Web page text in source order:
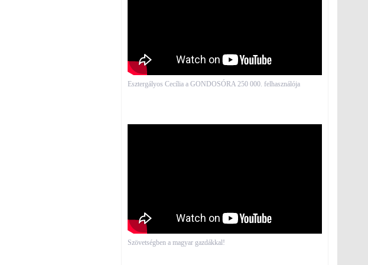
Esztergályos Cecília a GONDOSÓRA 250 000. felhasználója
Szövetségben a magyar gazdákkal!